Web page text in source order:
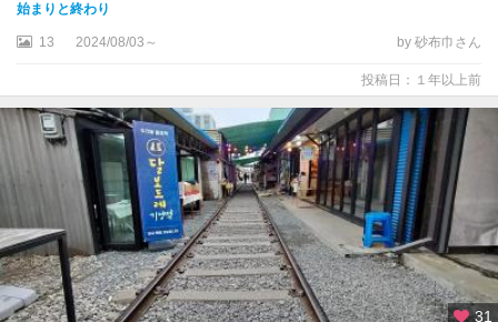
始まりと終わり
13 2024/08/03～ by 砂布巾さん
投稿日：１年以上前
31